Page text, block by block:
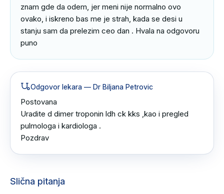
znam gde da odem, jer meni nije normalno ovo
ovako, i iskreno bas me je strah, kada se desi u
stanju sam da prelezim ceo dan . Hvala na odgovoru
puno
Odgovor lekara — Dr Biljana Petrovic
Postovana
Uradite d dimer troponin ldh ck kks ,kao i pregled
pulmologa i kardiologa .
Pozdrav
Slična pitanja